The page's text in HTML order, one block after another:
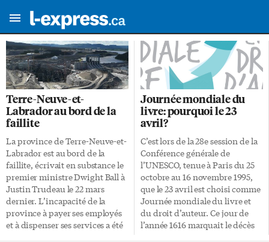
Terre-Neuve-et-
Labrador au bord de la
faillite
La province de Terre-Neuve-et-
Labrador est au bord de la
faillite, écrivait en substance le
premier ministre Dwight Ball à
Justin Trudeau le 22 mars
dernier. L’incapacité de la
province à payer ses employés
et à dispenser ses services a été
Journée mondiale du
livre: pourquoi le 23
avril?
C’est lors de la 28e session de la
Conférence générale de
l’UNESCO, tenue à Paris du 25
octobre au 16 novembre 1995,
que le 23 avril est choisi comme
Journée mondiale du livre et
du droit d’auteur. Ce jour de
l’année 1616 marquait le décès